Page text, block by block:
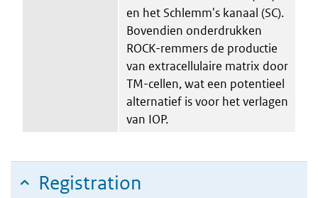
en het Schlemm's kanaal (SC).
Bovendien onderdrukken
ROCK-remmers de productie
van extracellulaire matrix door
TM-cellen, wat een potentieel
alternatief is voor het verlagen
van IOP.
Registration